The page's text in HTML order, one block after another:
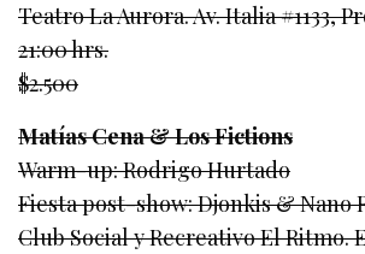
Teatro La Aurora. Av. Italia #1133,
21:00 hrs.
$2.500
Matías Cena & Los Fictions
Warm-up: Rodrigo Hurtado
Fiesta post-show: Djonkis & Nano
Club Social y Recreativo El Ritmo.